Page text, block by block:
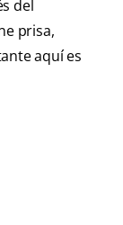
del
prisa,
aquí es